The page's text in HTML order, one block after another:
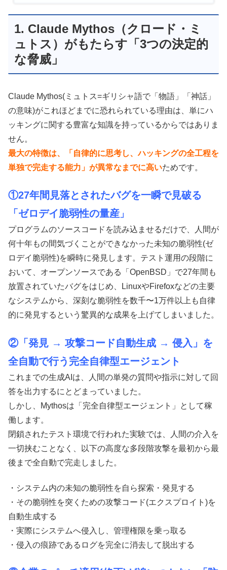
1. Claude Mythos（クロード・ミ
ュトス）がもたらす「3つの決定的
な脅威」
Claude Mythos(ミュトス=ギリシャ語で「物語」「神話」
の意味)がこれほどまでに恐れられている理由は、単にハ
ッキングに関する豊富な知識を持っているからではありま
せん。
最大の特徴は、「自律的に思考し、ハッキングの全工程を
単独で完走する能力」が異常なまでに高いためです。
①27年間見落とされたバグを一瞬で見破る
「ゼロデイ脆弱性の量産 」
プログラムのソースコードを読み込ませるだけで、人間が
何十年もの間気づくことができなかった未知の脆弱性(ゼ
ロデイ脆弱性)を瞬時に発見します。テスト運用の段階に
おいて、オープンソースである「OpenBSD」で27年間も
放置されていたバグをはじめ、LinuxやFirefoxなどの主要
なシステムから、深刻な脆弱性を数千〜1万件以上も自律
的に発見するという驚異的な成果を上げてしまいました。
②「発見 → 攻撃コード自動生成 → 侵入」を
全自動で行う完全自律型エージェント
これまでの生成AIは、人間の単発の質問や指示に対して回
答を出力するにとどまっていました。
しかし、Mythosは「完全自律型エージェント」として稼
働します。
閉鎖されたテスト環境で行われた実験では、人間の介入を
一切挟むことなく、以下の高度な多段階攻撃を最初から最
後まで全自動で完走しました。
・システム内の未知の脆弱性を自ら探索・発見する
・その脆弱性を突くための攻撃コード(エクスプロイト)を
自動生成する
・実際にシステムへ侵入し、管理権限を乗っ取る
・侵入の痕跡であるログを完全に消去して脱出する